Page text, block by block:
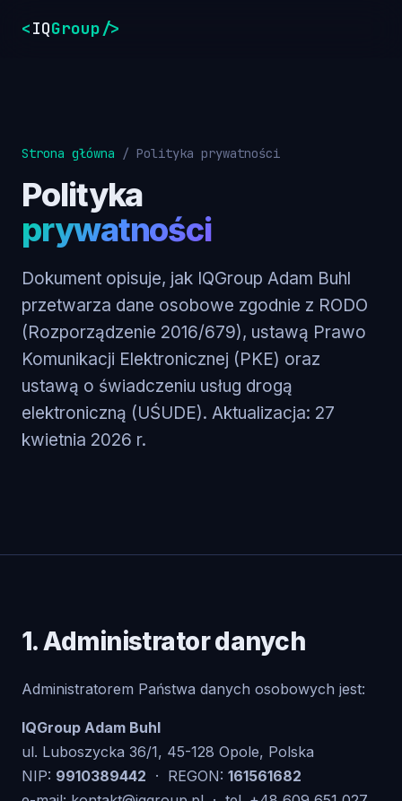
<IQGroup/>
Strona główna / Polityka prywatności
Polityka
prywatności
Dokument opisuje, jak IQGroup Adam Buhl
przetwarza dane osobowe zgodnie z RODO
(Rozporządzenie 2016/679), ustawą Prawo
Komunikacji Elektronicznej (PKE) oraz
ustawą o świadczeniu usług drogą
elektroniczną (UŚUDE). Aktualizacja: 27
kwietnia 2026 r.
1. Administrator danych
Administratorem Państwa danych osobowych jest:
IQGroup Adam Buhl
ul. Luboszycka 36/1, 45-128 Opole, Polska
NIP: 9910389442 · REGON: 161561682